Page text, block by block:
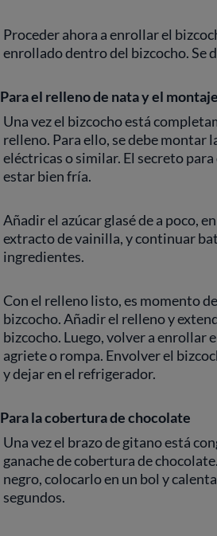
Proceder ahora a enrollar el
enrollado dentro del bizcocho. Se
Para el relleno de nata y el
Una vez el bizcocho está
relleno. Para ello, se debe montar
eléctricas o similar. El secreto
estar bien fría.
Añadir el azúcar glasé de a poco,
extracto de vainilla, y continuar
ingredientes.
Con el relleno listo, es momento
bizcocho. Añadir el relleno y
bizcocho. Luego, volver a enrollar
agriete o rompa. Envolver el
y dejar en el refrigerador.
Para la cobertura de chocolate
Una vez el brazo de gitano está
ganache de cobertura de
negro, colocarlo en un bol y
segundos.